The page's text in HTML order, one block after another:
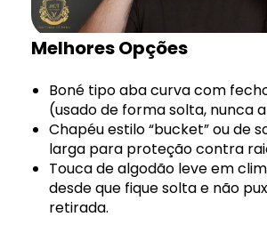
Melhores Opções
Boné tipo aba curva com
(usado de forma solta, nunca
Chapéu estilo “bucket” ou de
larga para proteção contra
Touca de algodão leve em
desde que fique solta e não
retirada.